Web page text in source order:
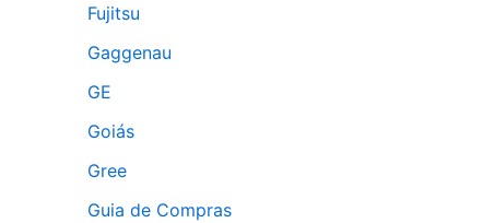
Fujitsu
Gaggenau
GE
Goiás
Gree
Guia de Compras